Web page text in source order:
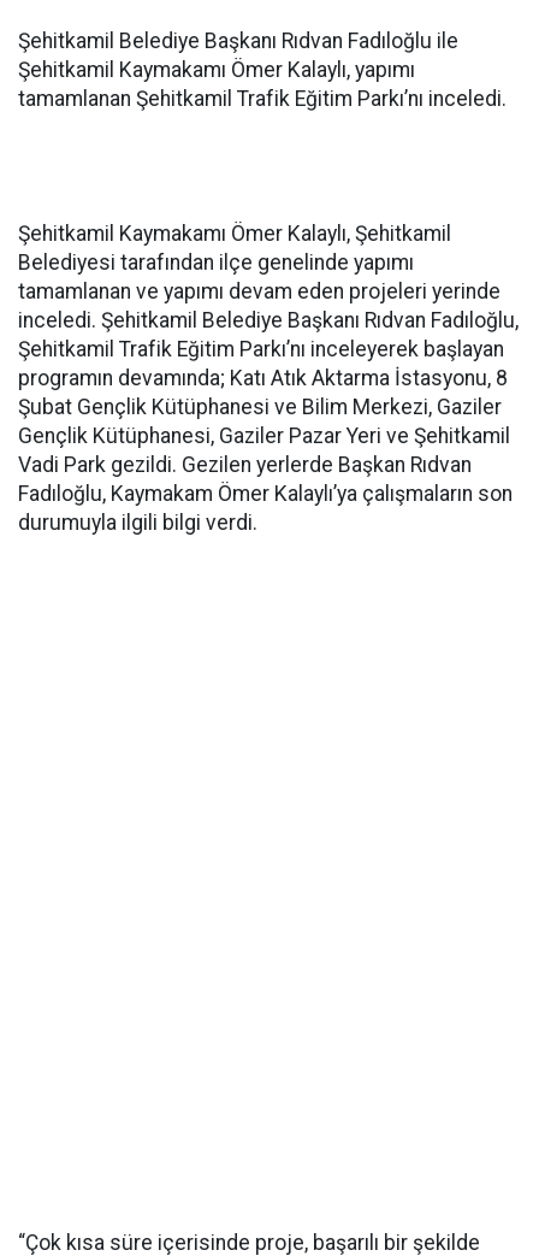
Şehitkamil Belediye Başkanı Rıdvan Fadıloğlu ile
Şehitkamil Kaymakamı Ömer Kalaylı, yapımı
tamamlanan Şehitkamil Trafik Eğitim Parkı’nı inceledi.
Şehitkamil Kaymakamı Ömer Kalaylı, Şehitkamil
Belediyesi tarafından ilçe genelinde yapımı
tamamlanan ve yapımı devam eden projeleri yerinde
inceledi. Şehitkamil Belediye Başkanı Rıdvan Fadıloğlu,
Şehitkamil Trafik Eğitim Parkı’nı inceleyerek başlayan
programın devamında; Katı Atık Aktarma İstasyonu, 8
Şubat Gençlik Kütüphanesi ve Bilim Merkezi, Gaziler
Gençlik Kütüphanesi, Gaziler Pazar Yeri ve Şehitkamil
Vadi Park gezildi. Gezilen yerlerde Başkan Rıdvan
Fadıloğlu, Kaymakam Ömer Kalaylı’ya çalışmaların son
durumuyla ilgili bilgi verdi.
“Çok kısa süre içerisinde proje, başarılı bir şekilde